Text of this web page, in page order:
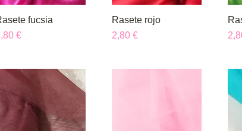
Vista rápida
fucsia
€
Vista rápida
Rasete rojo
Precio
2,80 €